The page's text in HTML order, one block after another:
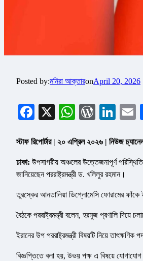
Posted by:মনিরা আক্তারonApril 20, 2026
Facebook
X
স্টাফ রিপোর্টার | ২০ এপ্রিল ২০২৬ | নিউজ
ঢাকা: উপসাগরীয় অঞ্চলের উত্তেজনাপূর্ণ
জানিয়েছেন পররাষ্ট্রমন্ত্রী ড. খলিলুর রহমান।
তুরস্কের আনতালিয়া ডিপ্লোমেসি ফোরামের ফাঁকে
বৈঠকে পররাষ্ট্রমন্ত্রী বলেন, হরমুজ প্রণালি
ইরানের উপ পররাষ্ট্রমন্ত্রী বিষয়টি নিয়ে
বিজ্ঞপ্তিতে বলা হয়, উভয় পক্ষ এ বিষয়ে যোগাযোগ